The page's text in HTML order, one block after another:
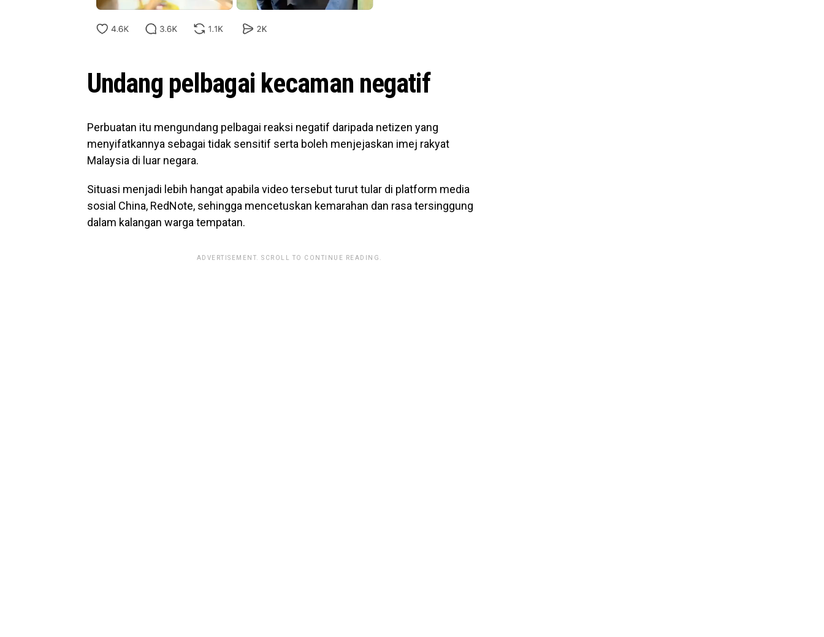
Undang pelbagai kecaman negatif
Perbuatan itu mengundang pelbagai reaksi negatif daripada netizen yang
menyifatkannya sebagai tidak sensitif serta boleh menjejaskan imej rakyat
Malaysia di luar negara.
Situasi menjadi lebih hangat apabila video tersebut turut tular di platform media
sosial China, RedNote, sehingga mencetuskan kemarahan dan rasa tersinggung
dalam kalangan warga tempatan.
ADVERTISEMENT. SCROLL TO CONTINUE READING.